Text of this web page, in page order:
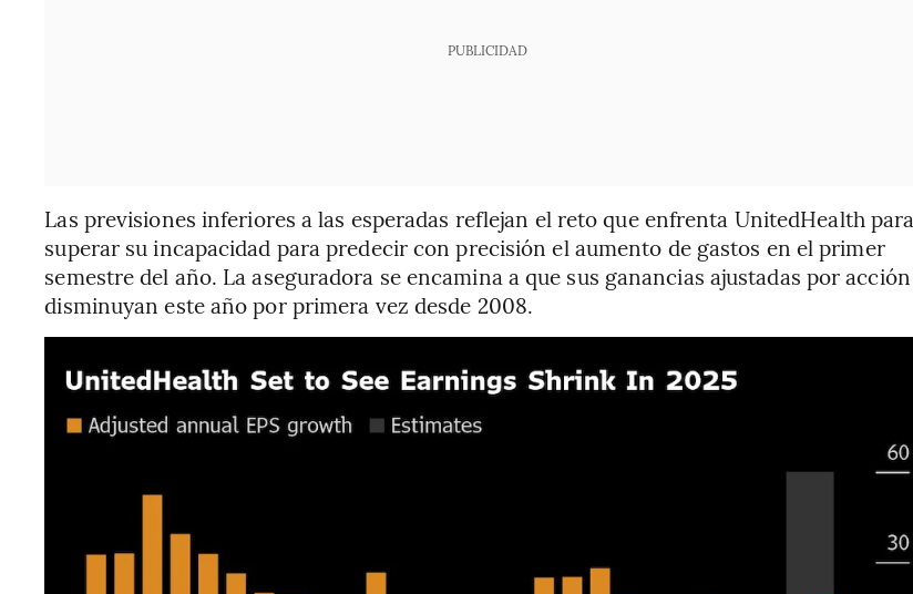
PUBLICIDAD
Las previsiones inferiores a las esperadas reflejan el reto que enfrenta UnitedHealth para
superar su incapacidad para predecir con precisión el aumento de gastos en el primer
semestre del año. La aseguradora se encamina a que sus ganancias ajustadas por acción
disminuyan este año por primera vez desde 2008.